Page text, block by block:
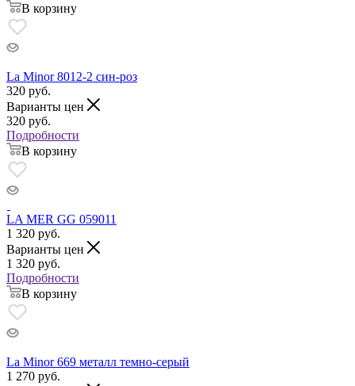
В корзину
La Minor 8012-2 син-роз
320 руб.
Варианты цен
320 руб.
Подробности
В корзину
LA MER GG 059011
1 320 руб.
Варианты цен
1 320 руб.
Подробности
В корзину
La Minor 669 металл темно-серый
1 270 руб.